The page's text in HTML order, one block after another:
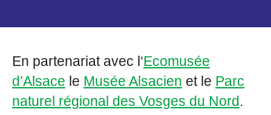
En partenariat avec l‘Ecomusée
d’Alsace le Musée Alsacien et le Parc
naturel régional des Vosges du Nord.